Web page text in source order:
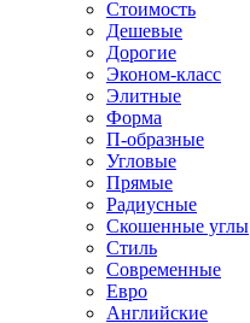
Стоимость
Дешевые
Дорогие
Эконом-класс
Элитные
Форма
П-образные
Угловые
Прямые
Радиусные
Скошенные углы
Стиль
Современные
Евро
Английские